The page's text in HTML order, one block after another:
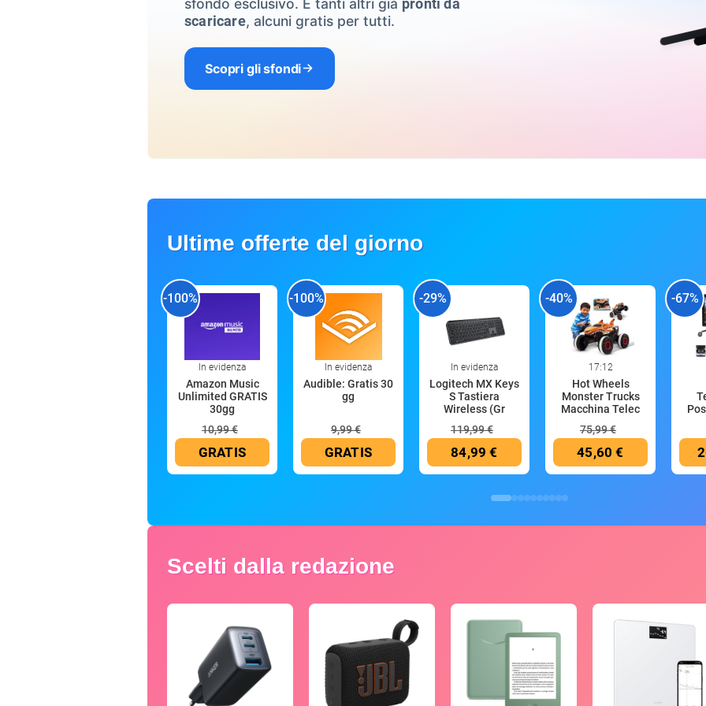
pronti da
scaricare, alcuni gratis per tutti.
Scopri gli sfondi
Ultime offerte del giorno
-100%
In evidenza
Amazon Music
Unlimited GRATIS
30gg
10,99 €
GRATIS
-100%
In evidenza
Audible: Gratis 30
gg
9,99 €
GRATIS
-29%
In evidenza
Logitech MX Keys
S Tastiera
Wireless (Gr
119,99 €
84,99 €
-40%
17:12
Hot Wheels
Monster Trucks
Macchina Telec
75,99 €
45,60 €
-67%
Scelti dalla redazione